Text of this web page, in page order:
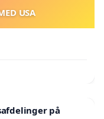
USA
på